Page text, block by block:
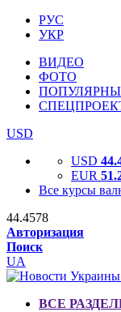
РУС
УКР
ВИДЕО
ФОТО
USD
USD
EUR
Все курсы
44.4578
Авторизация
Поиск
UA
ВСЕ